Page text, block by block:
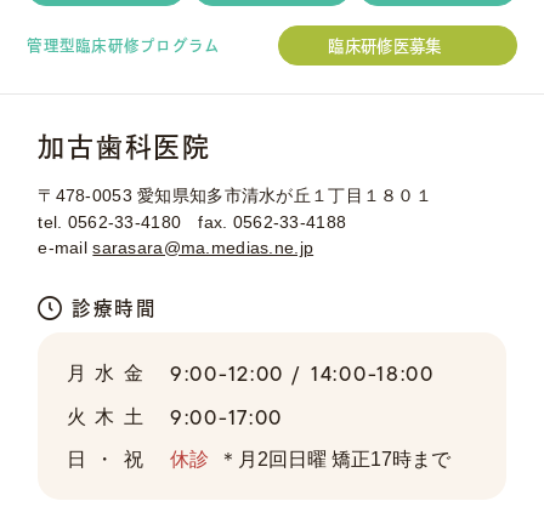
管理型臨床研修プログラム 臨床研修医募集
加古歯科医院
〒478-0053愛知県知多市清水が丘１丁目１８０１
tel. 0562-33-4180
fax. 0562-33-4188
e-mailsarasara@ma.medias.ne.jp
診療時間
月水金 9:00-12:00 / 14:00-18:00
火木土 9:00-17:00
日・祝 休診 ＊月2回日曜 矯正17時まで